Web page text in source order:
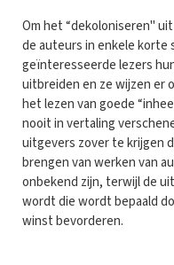
Om het “dekoloniseren"
de auteurs in enkele korte
geïnteresseerde lezers
uitbreiden en ze wijzen er
het lezen van goede
nooit in vertaling
uitgevers zover te krijgen
brengen van werken van
onbekend zijn, terwijl de
wordt die wordt bepaald
winst bevorderen.